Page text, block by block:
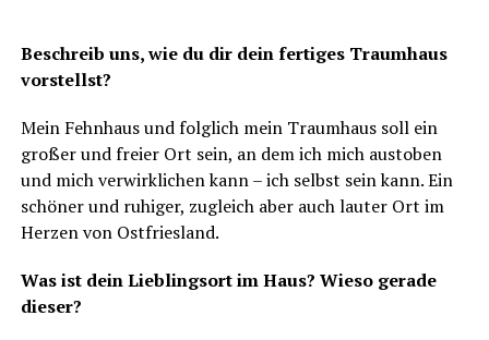
Beschreib uns, wie du dir dein fer­ti­ges Traum­haus
vorstellst?
Mein Fehn­haus und folg­lich mein Traum­haus soll ein
gro­ßer und frei­er Ort sein, an dem ich mich aus­to­ben
und mich ver­wirk­li­chen kann – ich selbst sein kann. Ein
schö­ner und ruhi­ger, zugleich aber auch lau­ter Ort im
Her­zen von Ostfriesland.
Was ist dein Lieb­lings­ort im Haus? Wie­so gera­de
dieser?